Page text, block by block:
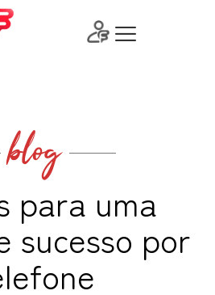
blog
para uma
sucesso por